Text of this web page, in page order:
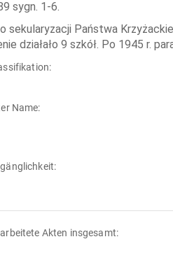
sygn. 1-6.
sekularyzacji Państwa
działało 9 szkół. Po 1945 r.
Name:
Akten insgesamt: